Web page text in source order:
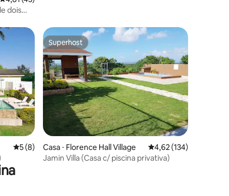
dois
5 de uma avaliação média de 5, 8 avaliações
5 (8)
Superhost
Superhost
Casa ⋅ Florence Hall Village 4,62 de uma avaliação
4,62 (134)
Jamin Villa (Casa c/ piscina privativa)